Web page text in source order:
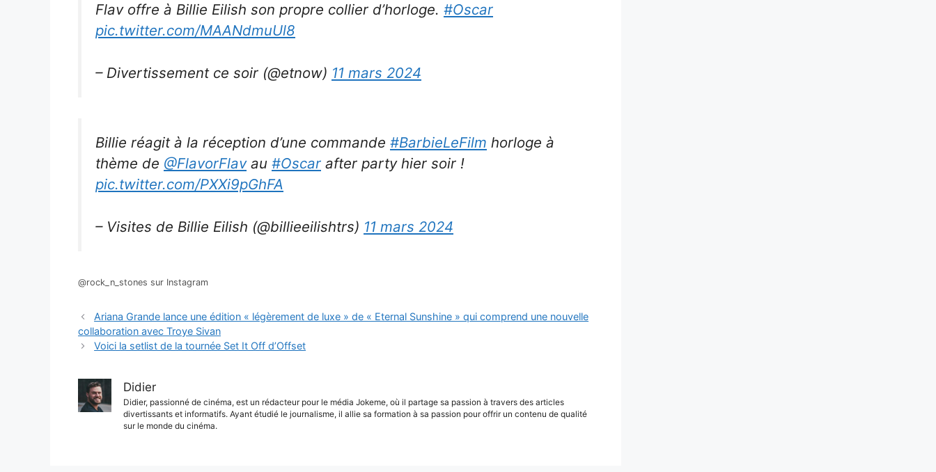
Flav offre à Billie Eilish son propre collier d’horloge. #Oscar
pic.twitter.com/MAANdmuUl8
– Divertissement ce soir (@etnow) 11 mars 2024
Billie réagit à la réception d’une commande #BarbieLeFilm horloge à
thème de @FlavorFlavau #Oscar after party hier soir !
pic.twitter.com/PXXi9pGhFA
– Visites de Billie Eilish (@billieeilishtrs) 11 mars 2024
@rock_n_stones sur Instagram
Ariana Grande lance une édition « légèrement de luxe » de « Eternal Sunshine » qui comprend une nouvelle
collaboration avec Troye Sivan
Voici la setlist de la tournée Set It Off d’Offset
Didier
Didier, passionné de cinéma, est un rédacteur pour le média Jokeme, où il partage sa passion à travers des articles
divertissants et informatifs. Ayant étudié le journalisme, il allie sa formation à sa passion pour offrir un contenu de qualité
sur le monde du cinéma.